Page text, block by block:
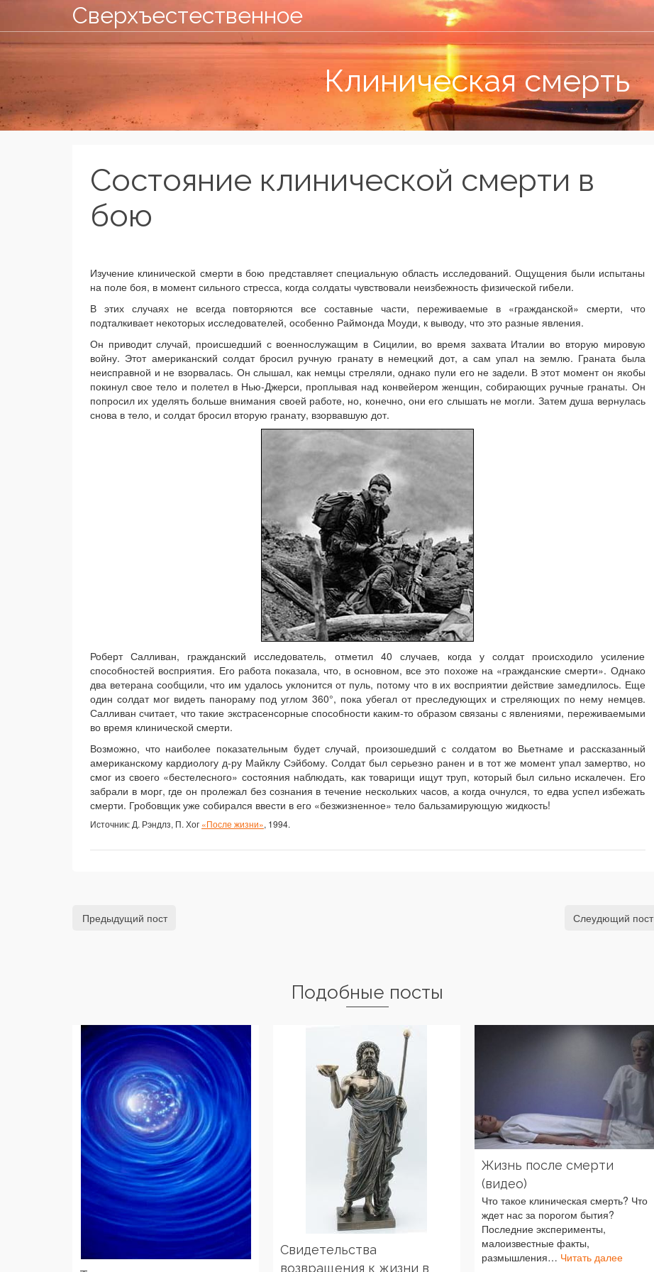
Сверхъестественное
Клиническая смерть
Состояние клинической смерти в
бою
Изучение клинической смерти в бою представляет специальную область исследований. Ощущения были испытаны
на поле боя, в момент сильного стресса, когда солдаты чувствовали неизбежность физической гибели.
В этих случаях не всегда повторяются все составные части, переживаемые в «гражданской» смерти, что
подталкивает некоторых исследователей, особенно Раймонда Моуди, к выводу, что это разные явления.
Он приводит случай, происшедший с военнослужащим в Сицилии, во время захвата Италии во вторую мировую
войну. Этот американский солдат бросил ручную гранату в немецкий дот, а сам упал на землю. Граната была
неисправной и не взорвалась. Он слышал, как немцы стреляли, однако пули его не задели. В этот момент он якобы
покинул свое тело и полетел в Нью-Джерси, проплывая над конвейером женщин, собирающих ручные гранаты. Он
попросил их уделять больше внимания своей работе, но, конечно, они его слышать не могли. Затем душа вернулась
снова в тело, и солдат бросил вторую гранату, взорвавшую дот.
Роберт Салливан, гражданский исследователь, отметил 40 случаев, когда у солдат происходило усиление
способностей восприятия. Его работа показала, что, в основном, все это похоже на «гражданские смерти». Однако
два ветерана сообщили, что им удалось уклонится от пуль, потому что в их восприятии действие замедлилось. Еще
один солдат мог видеть панораму под углом 360°, пока убегал от преследующих и стреляющих по нему немцев.
Салливан считает, что такие экстрасенсорные способности каким-то образом связаны с явлениями, переживаемыми
во время клинической смерти.
Возможно, что наиболее показательным будет случай, произошедший с солдатом во Вьетнаме и рассказанный
американскому кардиологу д-ру Майклу Сэйбому. Солдат был серьезно ранен и в тот же момент упал замертво, но
смог из своего «бестелесного» состояния наблюдать, как товарищи ищут труп, который был сильно искалечен. Его
забрали в морг, где он пролежал без сознания в течение нескольких часов, а когда очнулся, то едва успел избежать
смерти. Гробовщик уже собирался ввести в его «безжизненное» тело бальзамирующую жидкость!
Источник: Д. Рэндлз, П. Хог «После жизни», 1994.
Предыдущий пост Слеудющий пост
Подобные посты
Свидетельства
возвращения к жизни в
Жизнь после смерти
(видео)
Что такое клиническая смерть? Что
ждет нас за порогом бытия?
Последние эксперименты,
малоизвестные факты,
размышления… Читать далее